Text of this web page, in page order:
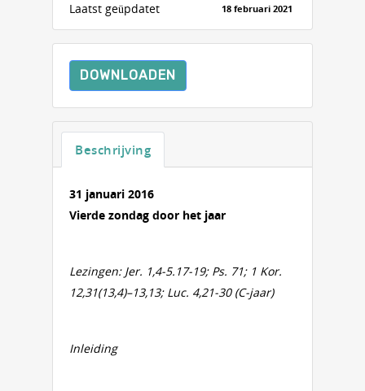
Laatst geüpdatet 18 februari 2021
DOWNLOADEN
Beschrijving
31 januari 2016
Vierde zondag door het jaar
Lezingen: Jer. 1,4-5.17-19; Ps. 71; 1 Kor.
12,31(13,4)–13,13; Luc. 4,21-30 (C-jaar)
Inleiding